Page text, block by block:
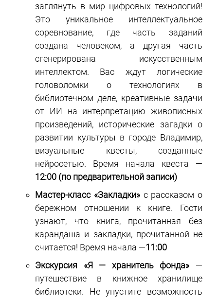
заглянуть в мир цифровых технологий!
Это уникальное интеллектуальное
соревнование, где часть заданий
создана человеком, а другая часть
сгенерирована искусственным
интеллектом. Вас ждут логические
головоломки о технологиях в
библиотечном деле, креативные задачи
от ИИ на интерпретацию живописных
произведений, исторические загадки о
развитии культуры в городе Владимир,
визуальные квесты, созданные
нейросетью. Время начала квеста —
12:00 (по предварительной записи)
Мастер-класс «Закладки» с рассказом о
бережном отношении к книге. Гости
узнают, что книга, прочитанная без
карандаша и закладки, прочитанной не
считается! Время начала —11:00
Экскурсия «Я — хранитель фонда» —
путешествие в книжное хранилище
библиотеки. Не упустите возможность